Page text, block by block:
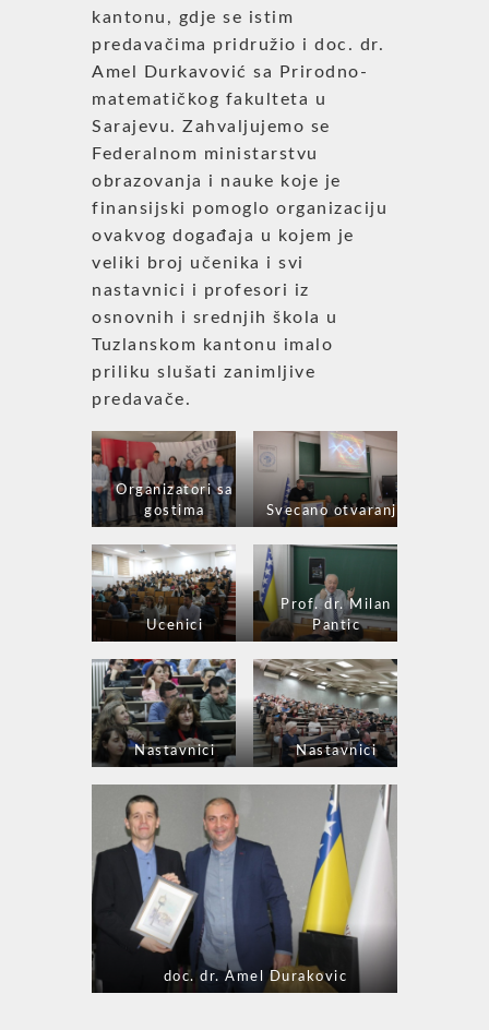
kantonu, gdje se istim
predavačima pridružio i doc. dr.
Amel Durkavović sa Prirodno-
matematičkog fakulteta u
Sarajevu. Zahvaljujemo se
Federalnom ministarstvu
obrazovanja i nauke koje je
finansijski pomoglo organizaciju
ovakvog događaja u kojem je
veliki broj učenika i svi
nastavnici i profesori iz
osnovnih i srednjih škola u
Tuzlanskom kantonu imalo
priliku slušati zanimljive
predavače.
Organizatori sa
gostima
Svecano otvaranje
Ucenici
Prof. dr. Milan
Pantic
Nastavnici Nastavnici
doc. dr. Amel Durakovic